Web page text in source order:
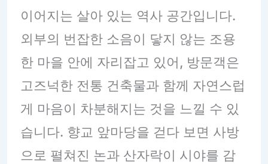
이어지는 살아 있는 역사 공간입니다.
외부의 번잡한 소음이 닿지 않는 조용
한 마을 안에 자리잡고 있어, 방문객은
고즈넉한 전통 건축물과 함께 자연스럽
게 마음이 차분해지는 것을 느낄 수 있
습니다. 향교 앞마당을 걷다 보면 사방
으로 펼쳐진 논과 산자락이 시야를 감